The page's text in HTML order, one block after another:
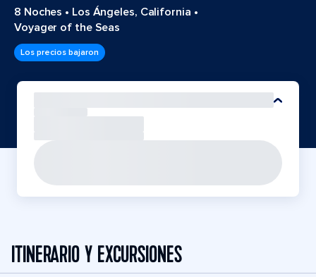
8 Noches • Los Ángeles, California •
Voyager of the Seas
Los precios bajaron
ITINERARIO Y EXCURSIONES